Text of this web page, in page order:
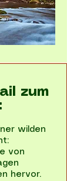
zum
wilden
von
hervor.